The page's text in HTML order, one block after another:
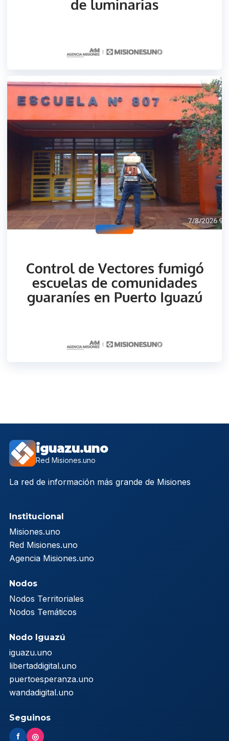
iguazu.uno
Red Misiones.uno
La red de información más grande de Misiones
Institucional
Misiones.uno
Red Misiones.uno
Agencia Misiones.uno
Nodos
Nodos Territoriales
Nodos Temáticos
Nodo Iguazú
iguazu.uno
libertaddigital.uno
puertoesperanza.uno
wandadigital.uno
Seguinos
f ◎